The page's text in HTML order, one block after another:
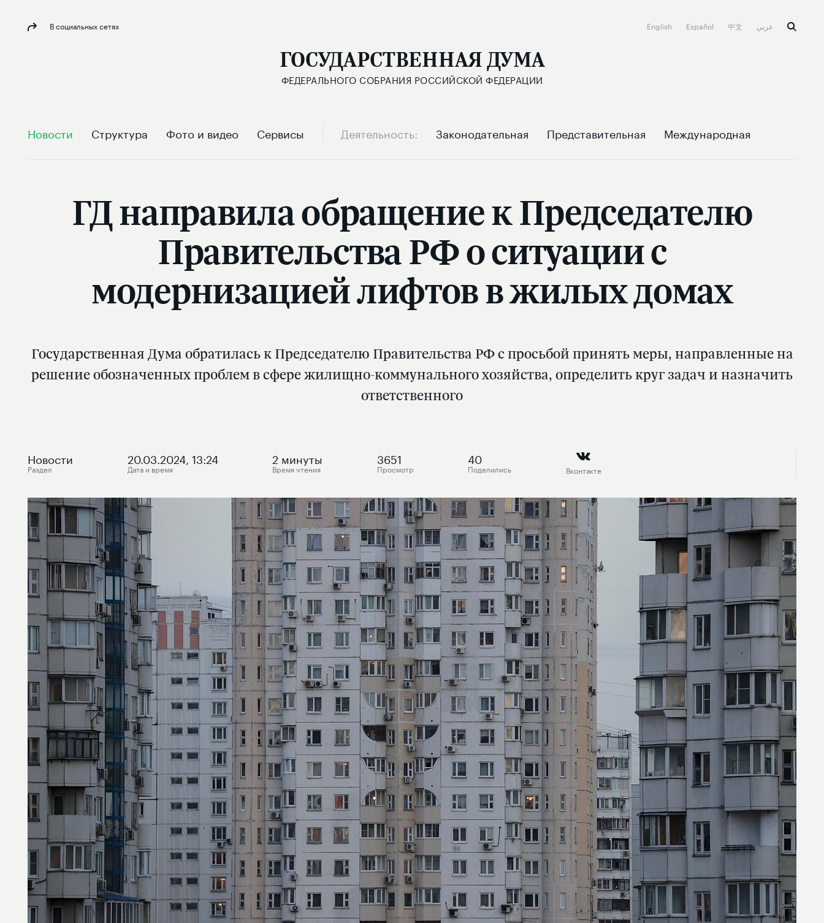
В социальных сетях English Español 中文
ГОСУДАРСТВЕННАЯ ДУМА
ФЕДЕРАЛЬНОГО СОБРАНИЯ РОССИЙСКОЙ ФЕДЕРАЦИИ
Новости Структура Фото и видео Сервисы Деятельность Законодательная Представительная Международная
ГД направила обращение к Председателю
Правительства РФ о ситуации с
модернизацией лифтов в жилых домах
Государственная Дума обратилась к Председателю Правительства РФ с просьбой принять меры, направленные на
решение обозначенных проблем в сфере жилищно-коммунального хозяйства, определить круг задач и назначить
ответственного
Новости
Раздел
20.03.2024, 13:24
Дата и время
2 минуты
Время чтения
3651
Просмотр
40
Поделились Вконтакте